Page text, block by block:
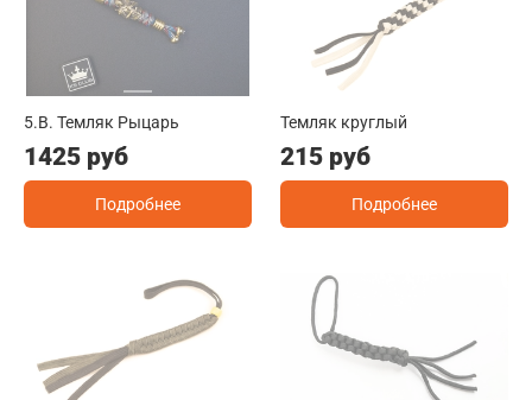
5.B. Темляк Рыцарь
1425 руб
Подробнее
Темляк круглый
215 руб
Подробнее